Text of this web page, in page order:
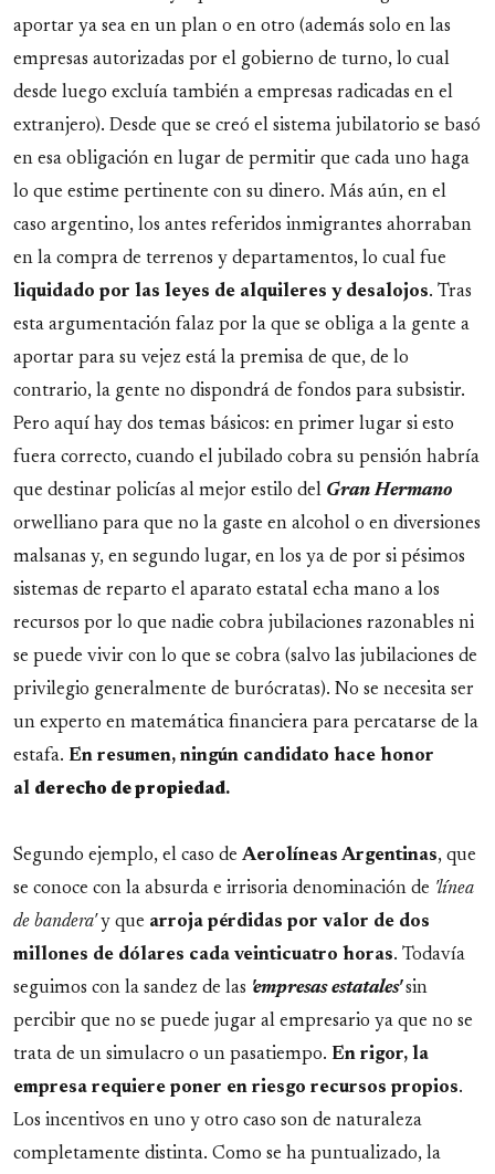
aportar ya sea en un plan o en otro (además solo en las
empresas autorizadas por el gobierno de turno, lo cual
desde luego excluía también a empresas radicadas en el
extranjero). Desde que se creó el sistema jubilatorio se basó
en esa obligación en lugar de permitir que cada uno haga
lo que estime pertinente con su dinero. Más aún, en el
caso argentino, los antes referidos inmigrantes ahorraban
en la compra de terrenos y departamentos, lo cual fue
liquidado por las leyes de alquileres y desalojos. Tras
esta argumentación falaz por la que se obliga a la gente a
aportar para su vejez está la premisa de que, de lo
contrario, la gente no dispondrá de fondos para subsistir.
Pero aquí hay dos temas básicos: en primer lugar si esto
fuera correcto, cuando el jubilado cobra su pensión habría
que destinar policías al mejor estilo del Gran Hermano
orwelliano para que no la gaste en alcohol o en diversiones
malsanas y, en segundo lugar, en los ya de por si pésimos
sistemas de reparto el aparato estatal echa mano a los
recursos por lo que nadie cobra jubilaciones razonables ni
se puede vivir con lo que se cobra (salvo las jubilaciones de
privilegio generalmente de burócratas). No se necesita ser
un experto en matemática financiera para percatarse de la
estafa. En resumen, ningún candidato hace honor
al derecho de propiedad.
Segundo ejemplo, el caso de Aerolíneas Argentinas, que
se conoce con la absurda e irrisoria denominación de 'línea
de bandera'y que arroja pérdidas por valor de dos
millones de dólares cada veinticuatro horas. Todavía
seguimos con la sandez de las 'empresas estatales'sin
percibir que no se puede jugar al empresario ya que no se
trata de un simulacro o un pasatiempo. En rigor, la
empresa requiere poner en riesgo recursos propios.
Los incentivos en uno y otro caso son de naturaleza
completamente distinta. Como se ha puntualizado, la